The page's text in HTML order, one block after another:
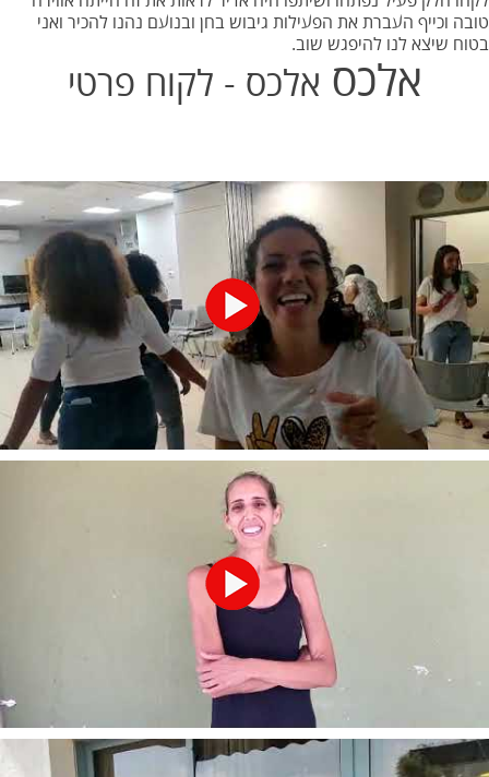
טובה וכייף העברת את הפעילות גיבוש בחן ובנועם נהנו להכיר ואני
בטוח שיצא לנו להיפגש שוב.
אלכס אלכס - לקוח פרטי